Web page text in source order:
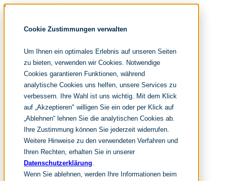
Cookie Zustimmungen verwalten
Um Ihnen ein optimales Erlebnis auf unseren Seiten
zu bieten, verwenden wir Cookies. Notwendige
Cookies garantieren Funktionen, während
analytische Cookies uns helfen, unsere Services zu
verbessern. Ihre Wahl ist uns wichtig. Mit dem Klick
auf „Akzeptieren" willigen Sie ein oder per Klick auf
„Ablehnen“ lehnen Sie die analytischen Cookies ab.
Ihre Zustimmung können Sie jederzeit widerrufen.
Weitere Hinweise zu den verwendeten Verfahren und
Ihren Rechten, erhalten Sie in unserer
Datenschutzerklärung.
Wenn Sie ablehnen, werden Ihre Informationen beim
Navigation überspringen
noventum
IT & Management Consulting
People & Culture
DE
EN
Navigation überspringen
Home
Archiv
Redaktion
Suchen
hier tippen und enter
Suchen